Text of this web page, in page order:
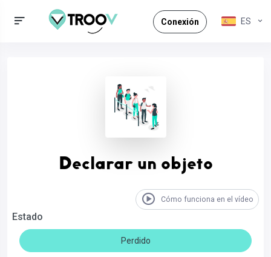
Conexión ES
Declarar un objeto
Cómo funciona en el vídeo
Estado
Perdido